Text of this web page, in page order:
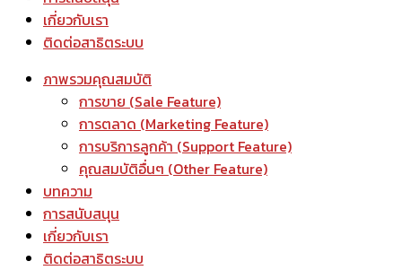
เกี่ยวกับเรา
ติดต่อสาธิตระบบ
ภาพรวมคุณสมบัติ
การขาย (Sale Feature)
การตลาด (Marketing Feature)
การบริการลูกค้า (Support Feature)
คุณสมบัติอื่นๆ (Other Feature)
บทความ
การสนับสนุน
เกี่ยวกับเรา
ติดต่อสาธิตระบบ